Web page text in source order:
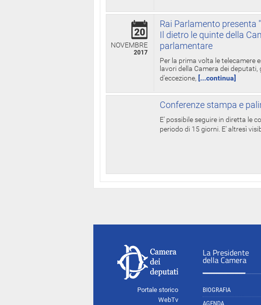
20
NOVEMBRE
2017
Rai Parlamento presenta
Il dietro le quinte della
parlamentare
Per la prima volta le telecamere
lavori della Camera dei
d'eccezione, [...continua]
Conferenze stampa e
E' possibile seguire in diretta le
periodo di 15 giorni. E' altresì
Portale storico
WebTv
La Presidente
della Camera
BIOGRAFIA
AGENDA